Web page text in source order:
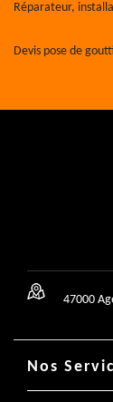
Réparateur,
Devis pose de
47000
Nos